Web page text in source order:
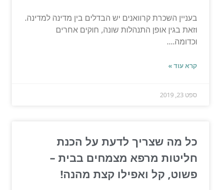
בעניין השכרת קרוואנים יש הבדלים בין מדינה למדינה.
וזאת בגין אופן התנהלות שונה, חוקים אחרים
וכדומה....
קרא עוד »
ספט 23, 2019
כל מה שצריך לדעת על הכנת
חליטות מרפא מצמחים בבית –
פשוט, קל ואפילו קצת מהנה!